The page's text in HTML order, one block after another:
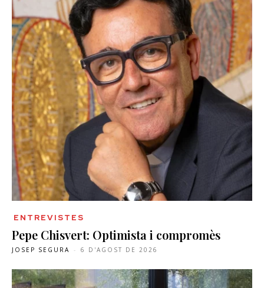
ENTREVISTES
Pepe Chisvert: Optimista i compromès
JOSEP SEGURA - 6 D'AGOST DE 2026